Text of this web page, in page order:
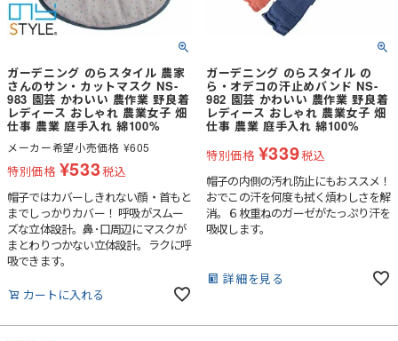
ガーデニング のらスタイル 農家
さんのサン・カットマスク NS-
983 園芸 かわいい 農作業 野良着
レディース おしゃれ 農業女子 畑
仕事 農業 庭手入れ 綿100%
メーカー希望小売価格 ¥605
特別価格 ¥533税込
帽子ではカバーしきれない顔・首もと
までしっかりカバー！ 呼吸がスムー
ズな立体設計。鼻･口周辺にマスクが
まとわりつかない立体設計。ラクに呼
吸できます。
カートに入れる
ガーデニング のらスタイル の
ら・オデコの汗止めバンド NS-
982 園芸 かわいい 農作業 野良着
レディース おしゃれ 農業女子 畑
仕事 農業 庭手入れ 綿100%
特別価格 ¥339税込
帽子の内側の汚れ防止にもおススメ！
おでこの汗を何度も拭く煩わしさを解
消。６枚重ねのガーゼがたっぷり汗を
吸収します。
詳細を見る